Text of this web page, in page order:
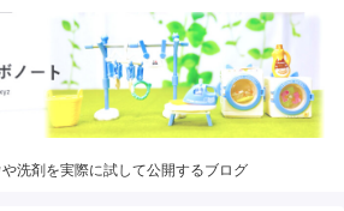
洗剤を実際に試して公開するブログ